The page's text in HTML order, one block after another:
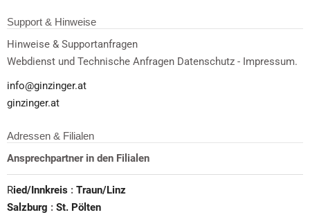
Support & Hinweise
Hinweise & Supportanfragen
Webdienst und Technische Anfragen Datenschutz - Impressum.
info@ginzinger.at
ginzinger.at
Adressen & Filialen
Ansprechpartner in den Filialen
Ried/Innkreis : Traun/Linz
Salzburg : St. Pölten